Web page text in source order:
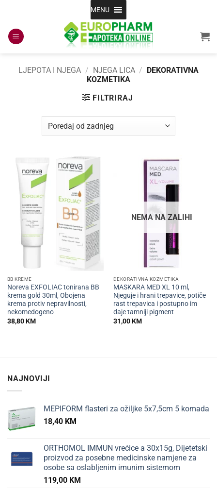
content
MENU
LJEPOTA I NJEGA / NJEGA LICA / DEKORATIVNA
KOZMETIKA
FILTRIRAJ
BB KREME
Noreva EXFOLIAC tonirana BB
krema gold 30ml, Obojena
krema protiv nepravilnosti,
nekomedogeno
38,80KM
NEMA NA ZALIHI
DEKORATIVNA KOZMETIKA
MASKARA MED XL 10 ml,
Njeguje i hrani trepavice, potiče
rast trepavica i postupno im
daje tamniji pigment
31,00KM
NAJNOVIJI
MEPIFORM flasteri za ožiljke 5x7,5cm 5 komada
18,40 KM
ORTHOMOL IMMUN vrećice a 30x15g, Dijetetski
proizvod za posebne medicinske namjene za
osobe sa oslabljenim imunim sistemom
119,00 KM